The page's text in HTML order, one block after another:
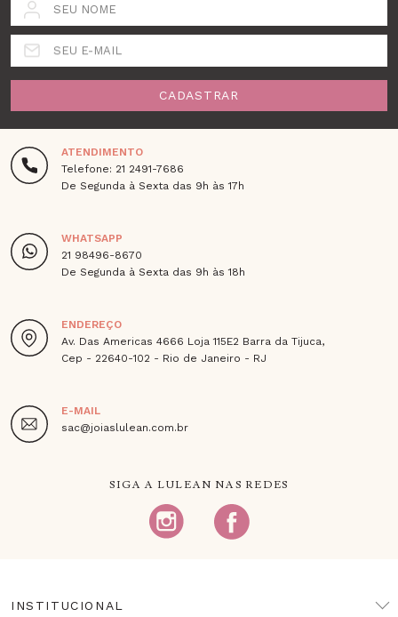
SEU NOME
SEU E-MAIL
CADASTRAR
ATENDIMENTO
Telefone: 21 2491-7686
De Segunda à Sexta das 9h às 17h
WHATSAPP
21 98496-8670
De Segunda à Sexta das 9h às 18h
ENDEREÇO
Av. Das Americas 4666 Loja 115E2 Barra da Tijuca,
Cep - 22640-102 - Rio de Janeiro - RJ
E-MAIL
sac@joiaslulean.com.br
SIGA A LULEAN NAS REDES
INSTITUCIONAL